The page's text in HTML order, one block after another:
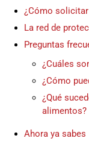
¿Cómo
La red de
Preguntas
¿Cuáles
¿Cómo
¿Qué
alimentos?
Ahora ya sabes